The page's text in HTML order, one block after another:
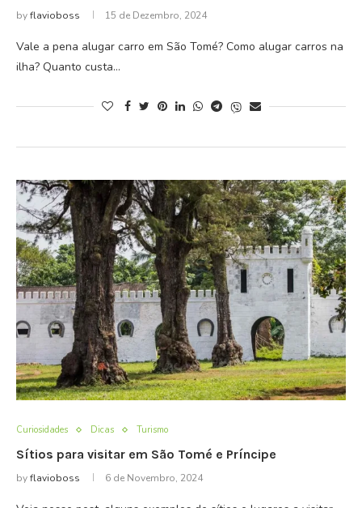
byflavioboss 15 de Dezembro, 2024
Vale a pena alugar carro em São Tomé? Como alugar carros na
ilha? Quanto custa…
Curiosidades Dicas Turismo
Sítios para visitar em São Tomé e Príncipe
byflavioboss 6 de Novembro, 2024